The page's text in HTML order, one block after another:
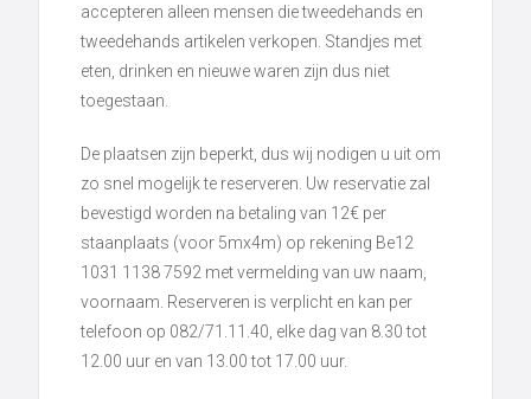
accepteren alleen mensen die tweedehands en
tweedehands artikelen verkopen. Standjes met
eten, drinken en nieuwe waren zijn dus niet
toegestaan.
De plaatsen zijn beperkt, dus wij nodigen u uit om
zo snel mogelijk te reserveren. Uw reservatie zal
bevestigd worden na betaling van 12€ per
staanplaats (voor 5mx4m) op rekening Be12
1031 1138 7592 met vermelding van uw naam,
voornaam. Reserveren is verplicht en kan per
telefoon op 082/71.11.40, elke dag van 8.30 tot
12.00 uur en van 13.00 tot 17.00 uur.